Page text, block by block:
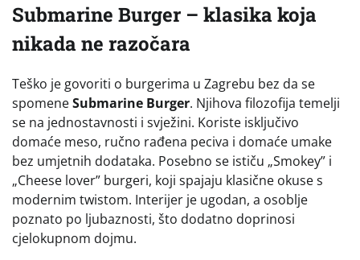
Submarine Burger – klasika koja
nikada ne razočara
Teško je govoriti o burgerima u Zagrebu bez da se
spomeneSubmarine Burger. Njihova filozofija temelji
se na jednostavnosti i svježini. Koriste isključivo
domaće meso, ručno rađena peciva i domaće umake
bez umjetnih dodataka. Posebno se ističu „Smokey” i
„Cheese lover” burgeri, koji spajaju klasične okuse s
modernim twistom. Interijer je ugodan, a osoblje
poznato po ljubaznosti, što dodatno doprinosi
cjelokupnom dojmu.